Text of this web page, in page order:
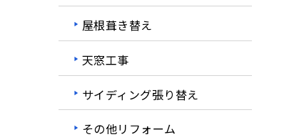
屋根葺き替え
天窓工事
サイディング張り替え
その他リフォーム